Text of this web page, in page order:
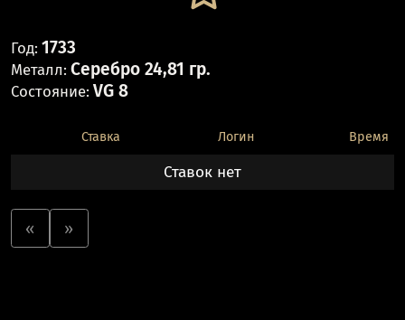
Год: 1733
Металл: Серебро 24,81 гр.
Состояние: VG 8
Ставка Логин Время
Ставок нет
« »